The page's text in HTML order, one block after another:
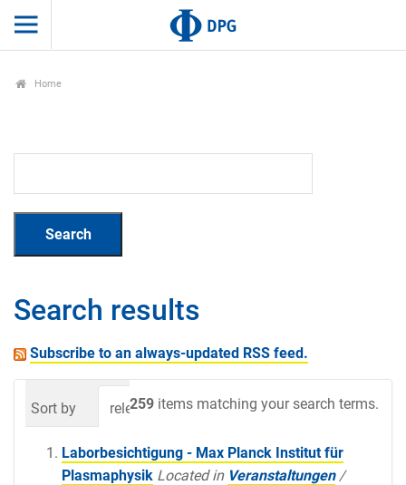
Home
Search results
Subscribe to an always-updated RSS feed.
259 items matching your search terms.
Sort by relevance date (newest first)
Laborbesichtigung - Max Planck Institut für
Plasmaphysik Located in Veranstaltungen /